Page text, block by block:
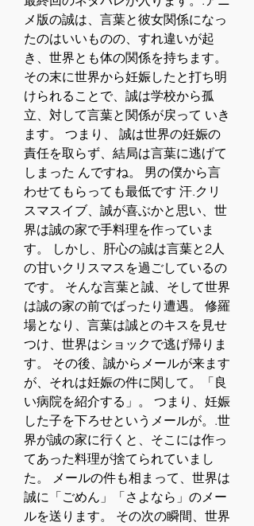
メ版の誠は、言葉と彼女関係になっ
たのはいいものの、すれ違いが起
き、世界とも体の関係を持ちます。
その末に世界から妊娠したと打ち明
けられることで、誠は学校から孤
立、対して言葉と関係が戻って いき
ます。 つまり、 誠は世界の妊娠の
責任を取らず、結局は言葉に逃げて
しまった んですね。 男の僕から言
わせてもらっても最低です 汗.クリ
スマスイブ、誠が喜ぶかと思い、世
界は誠の家で手料理を作っていま
す。 しかし、肝心の誠は言葉と2人
の甘いクリスマスを過ごしているの
です。 そんな言葉と誠、そして世界
は誠の家の前でばったり遭遇。 修羅
場となり、言葉は誠とのキスを見せ
つけ、世界はショックで逃げ帰りま
す。 その後、誠からメールが来ます
が、それは妊娠の件に関して。「良
い病院を紹介する」。 つまり、妊娠
した子を下ろせというメールが。.世
界が誠の家に行くと、そこには作っ
てあった料理が捨てられていまし
た。 メールの件も相まって、世界は
誠に「ごめん」「さよなら」のメー
ルを送ります。 その次の瞬間、世界